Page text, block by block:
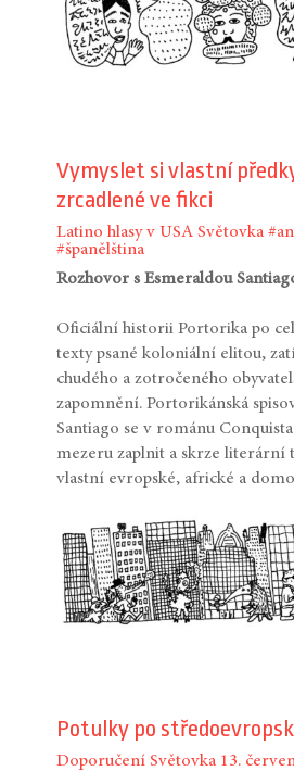
Vymyslet si vlastní
zrcadlené ve fikci
Latino hlasy v USA Světovka
#španělština
Rozhovor s Esmeraldou
Oficiální historii Portorika po
texty psané koloniální elitou,
chudého a zotročeného
zapomnění. Portorikánská
Santiago se v románu
mezeru zaplnit a skrze literární
vlastní evropské, africké a
Potulky po
Doporučení Světovka 13.